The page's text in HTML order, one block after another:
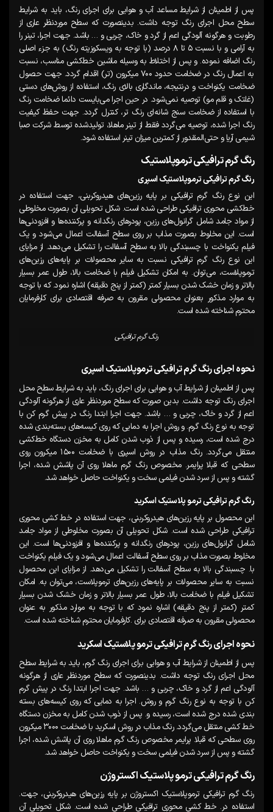
پس از اطمینان از شرایط مساعد آب و هوایی برای اجرای رنگ، باید به شرایط
سطح محل اجرای رنگ توجه داشت. بدینصورت که سطح موردنظر عاری از
رطوبت و هرگونه آلودگی اعم از گرد و خاک، چربی و … باشد. جهت اجرا، تینر را
به آرامی و با نسبت ۵ تا ۸ درصد (با توجه به ویسکوزیته رنگ) به جزء اصلی
رنگ اضافه نموده. و پس از اختلاط به وسیله ماشین خط‌کشی مناسب، نسبت
به اعمال رنگ در ضخامت حدود ۷۰۰ میکرون (تر) اقدام گردد. جهت حصول
ضخامت یکنواخت و درنتیجه، ماندگاری بالای رنگ، استفاده از روش‌های دستی
(غلتک و قلم مو) توصیه نمی‌شود. در حین اجرا می‌بایست دائما ضخامت رنگ
با استفاده از ضخامت سنج شانه‌ای رنگ تر، کنترل گردد. جهت حفظ کیفیت
رنگ اجرا شده، توصیه می‌گردد فقط از تینر ماهلا، تولیدشده توسط شرکت صبا
شیمی آریا و حتی‌المقدور از کمترین میزان تینر استفاده شود.
رنگ گرم ترافیکی ترموپلاستیک
رنگ گرم ترافیکی ترموپلاستیک اسپری
این نوع رنگ گرم ترافیکی بر پایه رزین‌های هیدروکربنی، جهت استفاده در
خط‌کشی محوری ترافیکی طراحی شده است. شکل تحویلی آن بصورت مخلوطی
از مواد جامد شامل گرانول‌های رزین، پودرهای رنگدانه و پرکننده‌ها و افزودنی‌ها
است. این مخلوط بصورت مذاب بر روی سطح آسفالت اعمال می‌شود و یک
فیلم یکنواخت با چسبندگی بالا به سطح آسفالت را تشکیل می‌دهد. از مزایای
این نوع رنگ گرم ترافیکی نسبت به سایر محصولات بر پایه‌های رزین‌های
ترموپلاست، می‌توان. به امکان تشکیل فیلم با ضخامت بالا، طول عمر بسیار
بالاتر و زمان خشک شدن بسیار کمتر (کمتر از پنج دقیقه) اشاره نمود. که با توجه
به موارد مذکور بعنوان محصولی مقرون به صرفه اقتصادی برای کارفرمایان
محترم شناخته شده است.
رنگ گرم ترافیکی
نحوه اجرای رنگگرمترافیکی ترموپلاستیک اسپری
پس از اطمینان از شرایط آب و هوایی برای اجرای رنگ، باید به شرایط سطح محل
اجرای رنگ توجه داشت. بدین صورت که سطح موردنظر عاری از هرگونه آلودگی
اعم از گرد و خاک، چربی و … باشد. جهت اجرا ابتدا رنگ در پیش گرم کن با
توجه به نوع رنگ گرم. و روش اجرا به دمایی که روی کیسه‌های بسته‌بندی شده
درج شده است، رسیده و پس از ذوب شدن کامل به مخزن دستگاه خط‌کشی
منتقل می‌گردد. رنگ مذاب در روش اسپری با ضخامت ۱۵۰۰ میکرون روی
سطحی که قبلا پرایمر. مخصوص رنگ گرم ماهلا روی آن پاشش شده، اجرا
گشته و پس از سرد شدن فیلمی سخت و یکنواخت حاصل خواهد شد.
رنگ گرم ترافیکی ترمو پلاستیک اسکرید
این محصول بر پایه رزین‌های هیدروکربنی، جهت استفاده در خط کشی محوری
ترافیکی طراحی شده است. شکل تحویلی آن بصورت مخلوطی از مواد جامد
شامل گرانول‌های رزین، پودرهای رنگدانه و پرکننده‌ها و افزودنی‌ها است. این
مخلوط بصورت مذاب بر روی سطح آسفالت اعمال می‌شود و یک فیلم یکنواخت
با. چسبندگی بالا به سطح آسفالت را تشکیل می‌دهد. از مزایای این محصول
نسبت به سایر محصولات بر پایه‌های رزین‌های ترموپلاست، می‌توان به. امکان
تشکیل فیلم با ضخامت بالا، طول عمر بسیار بالاتر و زمان خشک شدن بسیار
کمتر (کمتر از پنج دقیقه) اشاره نمود که با توجه به موارد مذکور به عنوان
محصولی مقرون به صرفه اقتصادی برای .کارفرمایان محترم شناخته شده است.
نحوه اجرای رنگ گرم ترافیکی ترمو پلاستیک اسکرید
پس از اطمینان از شرایط آب و هوایی برای اجرای رنگ گرم، باید به شرایط سطح
محل اجرای رنگ توجه داشت. بدینصورت که سطح موردنظر عاری از هرگونه
آلودگی اعم از گرد و خاک، چربی و … باشد. جهت اجرا ابتدا رنگ در پیش گرم
کن با توجه به نوع رنگ گرم و روش. اجرا به دمایی که روی کیسه‌های بسته
بندی شده درج شده است، رسیده و. پس از ذوب شدن کامل به مخزن دستگاه
خط کشی منتقل می‌گردد. رنگ مذاب در روش اسکرید با ضخامت ۳۰۰۰ میکرون
روی سطحی که قبلا. پرایمر مخصوص رنگ گرم ماهلا روی آن پاشش شده، اجرا
گشته و پس از سرد شدن فیلمی سخت و یکنواخت حاصل خواهد شد.
رنگ گرم ترافیکی ترمو پلاستیک اکستروژن
رنگ گرم ترافیکی ترموپلاستیک اکستروژن بر پایه رزین‌های هیدروکربنی، جهت.
استفاده در. خط کشی محوری ترافیکی طراحی شده است. شکل تحویلی آن